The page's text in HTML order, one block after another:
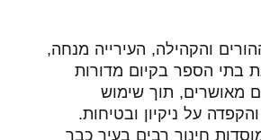
והקהילה, העירייה מנחה,
בתי הספר בקיום מדורות
מאושרים, תוך שימוש
על ניקיון ובטיחות.